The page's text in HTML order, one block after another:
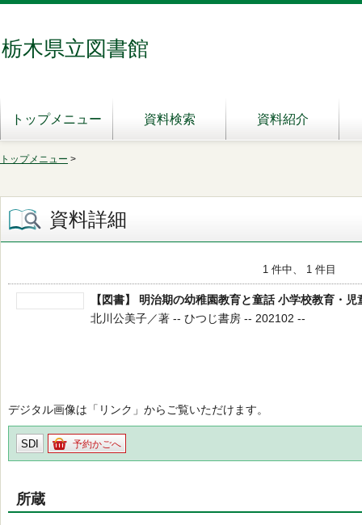
栃木県立図書館
トップメニュー 資料検索 資料紹介
トップメニュー >
資料詳細
1 件中、 1 件目
【図書】 明治期の幼稚園教育と童話 小学校教育・
北川公美子／著 -- ひつじ書房 -- 202102 --
デジタル画像は「リンク」からご覧いただけます。
SDI 予約かごへ
所蔵